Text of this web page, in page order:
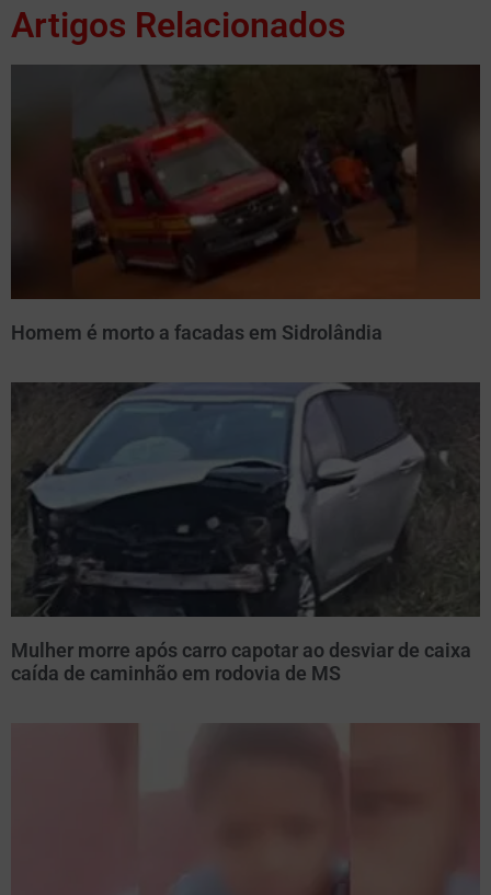
Artigos Relacionados
Homem é morto a facadas em Sidrolândia
Mulher morre após carro capotar ao desviar de caixa
caída de caminhão em rodovia de MS